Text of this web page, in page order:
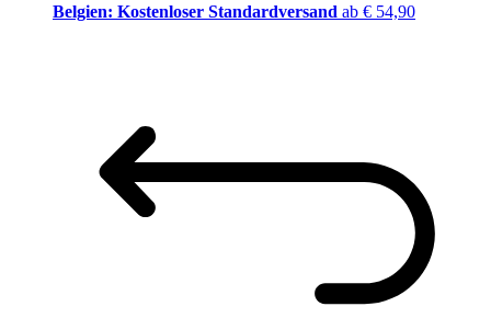
Belgien: Kostenloser Standardversand ab € 54,90